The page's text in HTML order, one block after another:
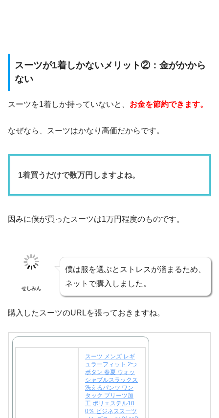
スーツが1着しかないメリット②：金がかから
ない
スーツを1着しか持っていないと、 お金を節約できます。
なぜなら、スーツはかなり高価だからです。
1着買うだけで数万円しますよね。
因みに僕が買ったスーツは1万円程度のものです。
せしみん
僕は服を選ぶとストレスが溜まるため、
ネットで購入しました。
購入したスーツのURLを張っておきますね。
スーツ メンズ レギ
ュラーフィット 2つ
ボタン 春夏 ウォッ
シャブルスラックス
洗えるパンツ ワン
タック プリーツ加
工 ポリエステル10
0％ ビジネススーツ